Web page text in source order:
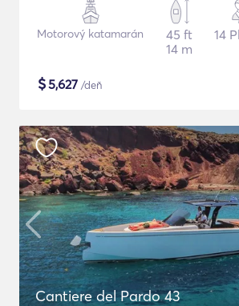
Motorový katamarán
45 ft
14 m
14
$5,627 /deň
Cantiere del Pardo 43